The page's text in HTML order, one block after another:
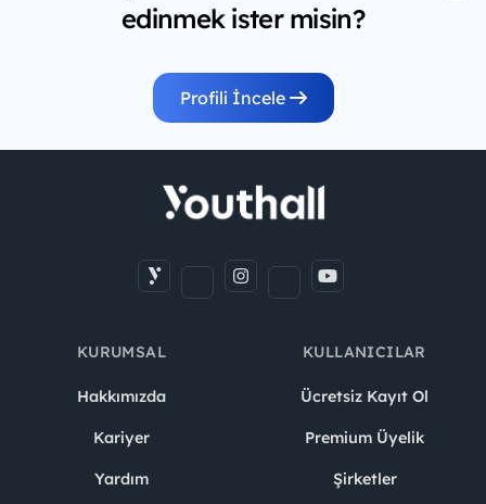
edinmek ister misin?
Profili İncele
KURUMSAL
Hakkımızda
Kariyer
Yardım
KULLANICILAR
Ücretsiz Kayıt Ol
Premium Üyelik
Şirketler